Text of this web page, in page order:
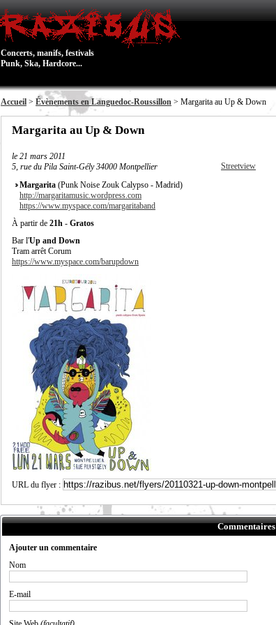
Concerts, manifs, festivals
Punk, Ska, Hardcore...
Accueil > Évènements en Languedoc-Roussillon > Margarita au Up & Down
Margarita au Up & Down
le 21 mars 2011
5, rue du Pila Saint-Gély 34000 Montpellier
Streetview
Margarita (Punk Noise Zouk Calypso - Madrid)
http://margaritamusic.wordpress.com
https://www.myspace.com/margaritaband
À partir de 21h - Gratos
Bar l'Up and Down
Tram arrêt Corum
https://www.myspace.com/barupdown
URL du flyer :
Commentaires
Ajouter un commentaire
Nom
E-mail